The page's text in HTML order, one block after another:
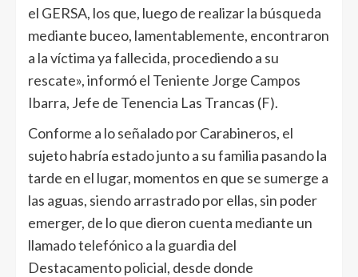
el GERSA, los que, luego de realizar la búsqueda
mediante buceo, lamentablemente, encontraron
a la víctima ya fallecida, procediendo a su
rescate», informó el Teniente Jorge Campos
Ibarra, Jefe de Tenencia Las Trancas (F).
Conforme a lo señalado por Carabineros, el
sujeto habría estado junto a su familia pasando la
tarde en el lugar, momentos en que se sumerge a
las aguas, siendo arrastrado por ellas, sin poder
emerger, de lo que dieron cuenta mediante un
llamado telefónico a la guardia del
Destacamento policial, desde donde